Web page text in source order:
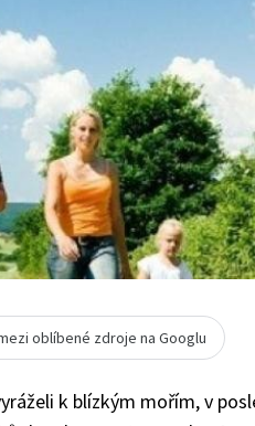
oblíbené zdroje na Googlu
k blízkým mořím, v